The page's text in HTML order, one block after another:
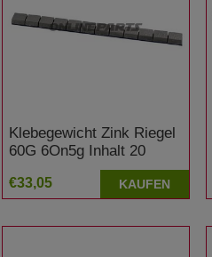
Klebegewicht Zink Riegel
60G 6On5g Inhalt 20
Stück Silber Matt
€33,05 KAUFEN